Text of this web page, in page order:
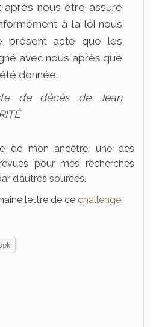
après nous être assuré
à la loi nous
présent acte que les
avec nous après que
donnée.
de décès de Jean
de mon ancêtre, une des
pour mes recherches
d’autres sources.
lettre de ce challenge.